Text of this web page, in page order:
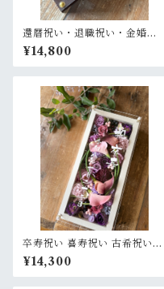
還暦祝い・退職祝い・金婚式
祝い・周年祝い【名入れ ゴー
ルド文字】プリザーブドフラ
ワーアレンジ ウッドフレーム
ー〉
¥14,800
卒寿祝い 喜寿祝い 古希祝い
【名入れ】プリザーブドフラ
ワーアレンジ ウッドフレーム
白木枠ロング〈パープル〉
¥14,300